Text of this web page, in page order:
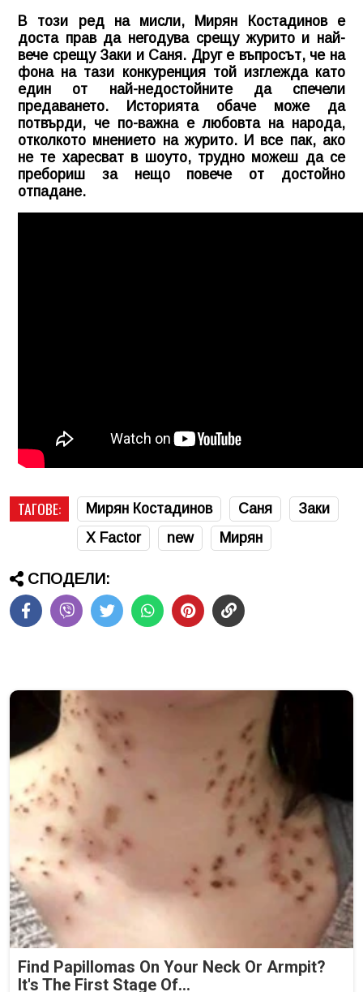
В този ред на мисли, Мирян Костадинов е
доста прав да негодува срещу журито и най-
вече срещу Заки и Саня. Друг е въпросът, че на
фона на тази конкуренция той изглежда като
един от най-недостойните да спечели
предаването. Историята обаче може да
потвърди, че по-важна е любовта на народа,
отколкото мнението на журито. И все пак, ако
не те харесват в шоуто, трудно можеш да се
пребориш за нещо повече от достойно
отпадане.
ТАГОВЕ: Мирян Костадинов Саня
Заки
X Factor
new Мирян
СПОДЕЛИ:
Find Papillomas On Your Neck Or Armpit?
It's The First Stage Of...